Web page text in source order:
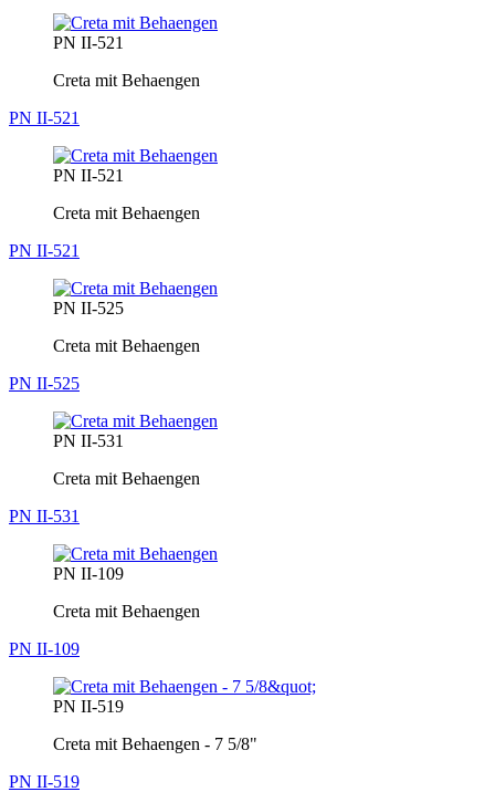
PN II-521
Creta mit Behaengen
PN II-521
PN II-521
Creta mit Behaengen
PN II-521
PN II-525
Creta mit Behaengen
PN II-525
PN II-531
Creta mit Behaengen
PN II-531
PN II-109
Creta mit Behaengen
PN II-109
PN II-519
Creta mit Behaengen - 7 5/8"
PN II-519